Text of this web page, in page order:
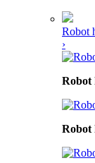
Robot
›
Robot
Robot